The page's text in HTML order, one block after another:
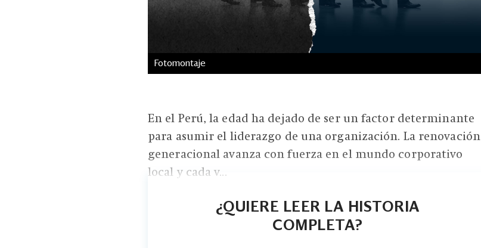
Fotomontaje
En el Perú, la edad ha dejado de ser un factor determinante
para asumir el liderazgo de una organización. La renovación
generacional avanza con fuerza en el mundo corporativo
local y cada v...
¿QUIERE LEER LA HISTORIA
COMPLETA?